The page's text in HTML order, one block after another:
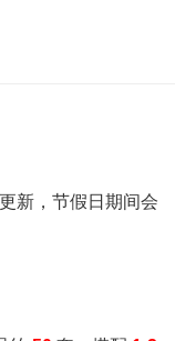
新，节假日期间会